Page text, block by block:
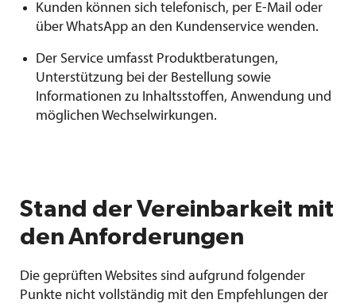
Kunden können sich telefonisch, per E-Mail oder
über WhatsApp an den Kundenservice wenden.
Der Service umfasst Produktberatungen,
Unterstützung bei der Bestellung sowie
Informationen zu Inhaltsstoffen, Anwendung und
möglichen Wechselwirkungen.
Stand der Vereinbarkeit mit
den Anforderungen
Die geprüften Websites sind aufgrund folgender
Punkte nicht vollständig mit den Empfehlungen der